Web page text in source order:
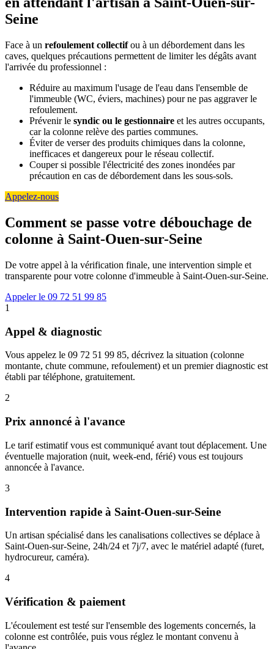
Seine
Face à un refoulement collectifou à un débordement dans les
caves, quelques précautions permettent de limiter les dégâts avant
l'arrivée du professionnel :
Réduire au maximum l'usage de l'eau dans l'ensemble de
l'immeuble (WC, éviers, machines) pour ne pas aggraver le
refoulement.
Prévenir le syndic ou le gestionnaire et les autres occupants,
car la colonne relève des parties communes.
Éviter de verser des produits chimiques dans la colonne,
inefficaces et dangereux pour le réseau collectif.
Couper si possible l'électricité des zones inondées par
précaution en cas de débordement dans les sous-sols.
Appelez-nous
Comment se passe votre débouchage de
colonne à Saint-Ouen-sur-Seine
De votre appel à la vérification finale, une intervention simple et
transparente pour votre colonne d'immeuble à Saint-Ouen-sur-Seine.
Appeler le 09 72 51 99 85
1
Appel & diagnostic
Vous appelez le 09 72 51 99 85, décrivez la situation (colonne
montante, chute commune, refoulement) et un premier diagnostic est
établi par téléphone, gratuitement.
2
Prix annoncé à l'avance
Le tarif estimatif vous est communiqué avant tout déplacement. Une
éventuelle majoration (nuit, week-end, férié) vous est toujours
annoncée à l'avance.
3
Intervention rapide à Saint-Ouen-sur-Seine
Un artisan spécialisé dans les canalisations collectives se déplace à
Saint-Ouen-sur-Seine, 24h/24 et 7j/7, avec le matériel adapté (furet,
hydrocureur, caméra).
4
Vérification & paiement
L'écoulement est testé sur l'ensemble des logements concernés, la
colonne est contrôlée, puis vous réglez le montant convenu à